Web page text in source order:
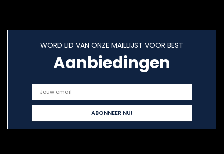
WORD LID VAN ONZE MAILLIJST VOOR BEST
Aanbiedingen